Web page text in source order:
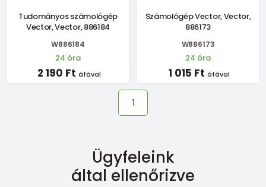
Tudományos számológép
Vector, Vector, 886184
W886184
24 óra
2 190 Ft áfával
Számológép Vector, Vector,
886173
W886173
24 óra
1 015 Ft áfával
1
Ügyfeleink
által ellenőrizve